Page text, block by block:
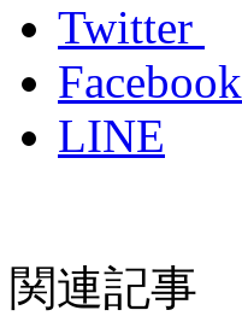
Twitter
Facebook
LINE
関連記事